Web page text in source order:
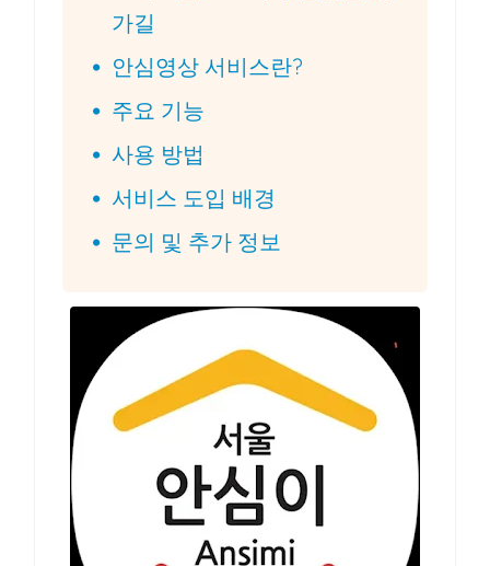
가길
안심영상 서비스란?
주요 기능
사용 방법
서비스 도입 배경
문의 및 추가 정보